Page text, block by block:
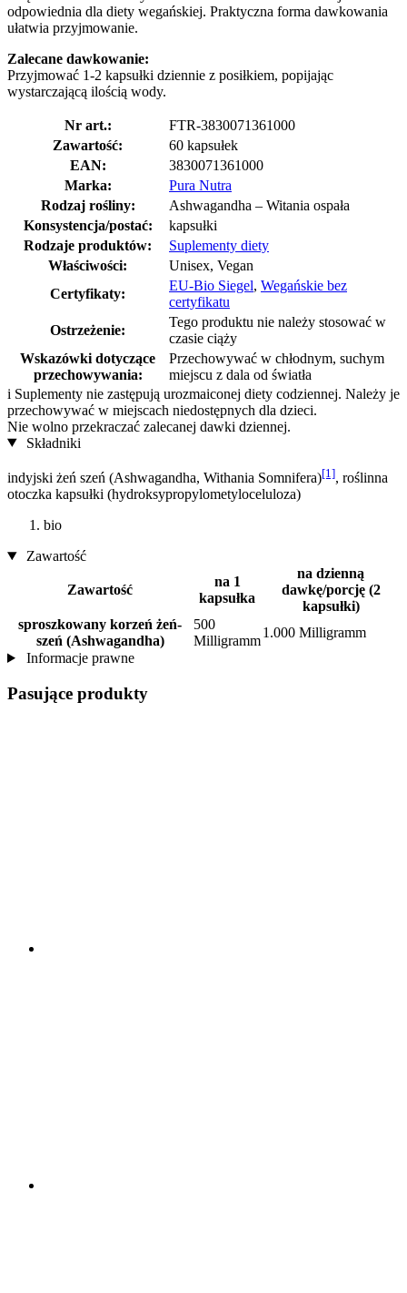
odpowiednia dla diety wegańskiej. Praktyczna forma dawkowania
ułatwia przyjmowanie.
Zalecane dawkowanie:
Przyjmować 1-2 kapsułki dziennie z posiłkiem, popijając
wystarczającą ilością wody.
Nr art.:
FTR-3830071361000
Zawartość:
60 kapsułek
EAN:
3830071361000
Marka:
Pura Nutra
Rodzaj rośliny:
Ashwagandha – Witania ospała
Konsystencja/postać:
kapsułki
Rodzaje produktów:
Suplementy diety
Właściwości:
Unisex, Vegan
Certyfikaty:
EU-Bio Siegel, Wegańskie bez
certyfikatu
Ostrzeżenie:
Tego produktu nie należy stosować w
czasie ciąży
Wskazówki dotyczące
przechowywania:
Przechowywać w chłodnym, suchym
miejscu z dala od światła
i Suplementy nie zastępują urozmaiconej diety codziennej. Należy je
przechowywać w miejscach niedostępnych dla dzieci.
Nie wolno przekraczać zalecanej dawki dziennej.
Składniki
indyjski żeń szeń (Ashwagandha, Withania Somnifera)[1], roślinna
otoczka kapsułki (hydroksypropylometyloceluloza)
bio
Zawartość
Zawartość
na 1
kapsułka
na dzienną
dawkę/porcję (2
kapsułki)
sproszkowany korzeń żeń-
szeń (Ashwagandha)
500
Milligramm
1.000 Milligramm
Informacje prawne
Pasujące produkty